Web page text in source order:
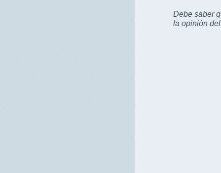
Debe saber
la opinión